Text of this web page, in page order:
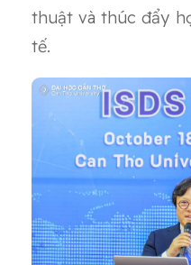
thuật và thúc đẩy
tế.